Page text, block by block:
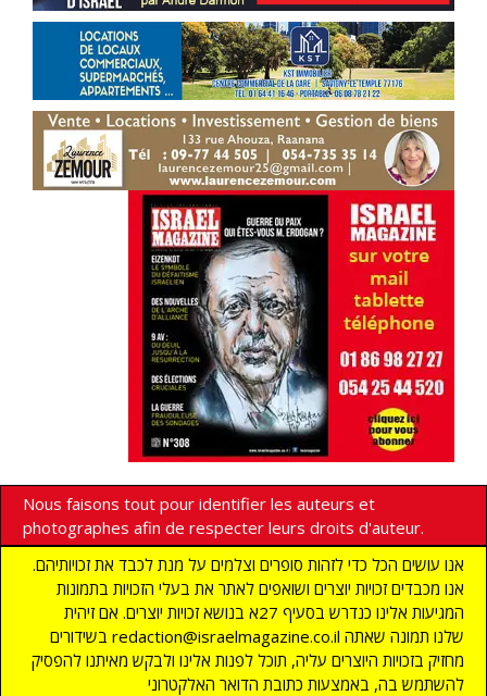
Nous faisons tout pour identifier les auteurs et
photographes afin de respecter leurs droits d'auteur.
אנו עושים הכל כדי לזהות סופרים וצלמים על מנת לכבד את זכויותיהם.
אנו מכבדים זכויות יוצרים ושואפים לאתר את בעלי הזכויות בתמונות
המגיעות אלינו כנדרש בסעיף 27א בנושא זכויות יוצרים. אם זיהית
בשידורים redaction@israelmagazine.co.il שלנו תמונה שאתה
מחזיק בזכויות היוצרים עליה, תוכל לפנות אלינו ולבקש מאיתנו להפסיק
להשתמש בה, באמצעות כתובת הדואר האלקטרוני